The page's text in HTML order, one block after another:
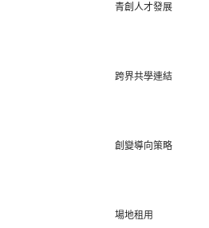
青創人才發展
跨界共學連結
創變導向策略
場地租用